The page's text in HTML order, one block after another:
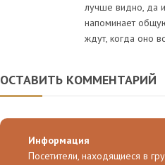
лучше видно, да и
напоминает
ждут, когда оно
ОСТАВИТЬ КОММЕНТАРИЙ
Информация
Посетители, находящиеся в